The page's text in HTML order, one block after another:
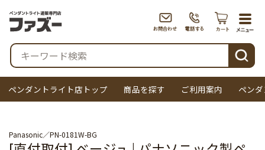
検索
ペンダントライト店トップ 商品を探す ご利用案内 ペン
Panasonic PN-0181W-BG